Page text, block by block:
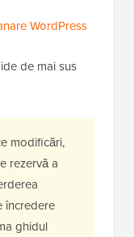
WordPress
de mai sus
modificări,
rezervă a
încredere
ghidul